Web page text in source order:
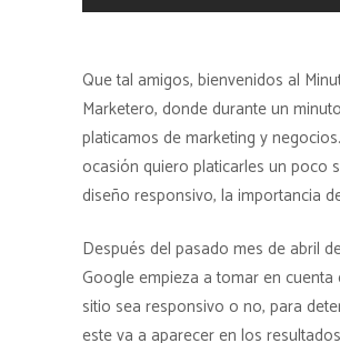
Que tal amigos, bienvenidos al
Marketero, donde durante un minuto
platicamos de marketing y
ocasión quiero platicarles un poco
diseño responsivo, la importancia
Después del pasado mes de abril
Google empieza a tomar en cuenta
sitio sea responsivo o no, para
este va a aparecer en los